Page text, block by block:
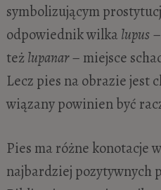
symbolizującym
odpowiednik wilkalupus–
też lupanar– miejsce
Lecz pies na obrazie jest
wiązany powinien być
Pies ma różne konotacje
najbardziej pozytywnych